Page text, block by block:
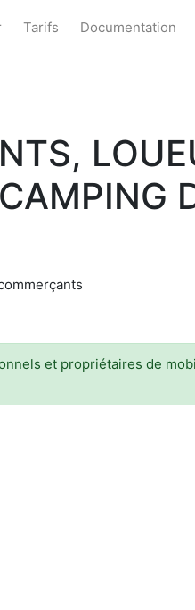
Tarifs Documentation
et propriétaires de